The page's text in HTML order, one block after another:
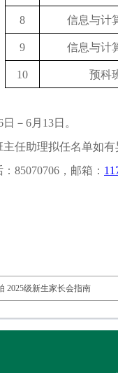
8 信息与计
9 信息与计
10 预科
－6月13日。
任助理拟任名单如
85070706，邮箱：
2025级新生家长会指南